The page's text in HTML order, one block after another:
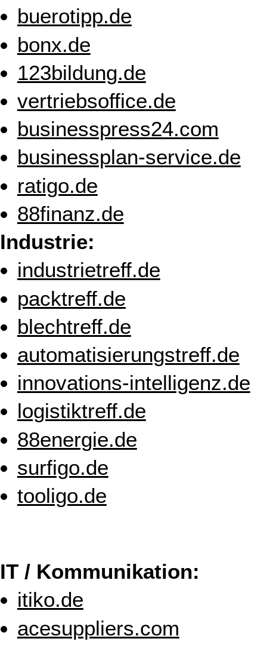
buerotipp.de
bonx.de
123bildung.de
vertriebsoffice.de
businesspress24.com
businessplan-service.de
ratigo.de
88finanz.de
Industrie:
industrietreff.de
packtreff.de
blechtreff.de
automatisierungstreff.de
innovations-intelligenz.de
logistiktreff.de
88energie.de
surfigo.de
tooligo.de
IT / Kommunikation:
itiko.de
acesuppliers.com